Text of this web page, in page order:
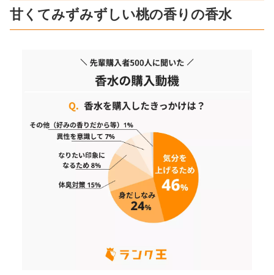
甘くてみずみずしい桃の香りの香水